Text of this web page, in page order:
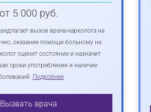
от 5 000 руб.
вызов врача-нарколога на
оказание помощи больному на
оценит состояние и назначит
сроки употребления и наличие
Подробнее
Вызвать врача